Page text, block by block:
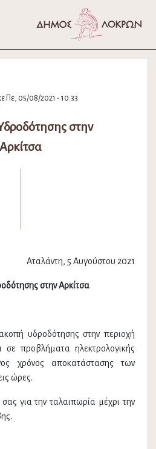
Πε, 05/08/2021 - 10:33
στην
Αρκίτσα
Αταλάντη, 5 Αυγούστου 2021
στην Αρκίτσα
υδροδότησης στην περιοχή
σε προβλήματα ηλεκτρολογικής
χρόνος αποκατάστασης των
ώρες.
για την ταλαιπωρία μέχρι την